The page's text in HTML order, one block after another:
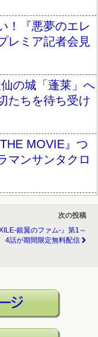
！『悪夢のエレ
レミア記者会見
の城「蓬莱」へ
たちを待ち受け
MOVIE』つ
ンサンタクロ
次の投稿
銀翼のファム-』第1～
4話が期間限定無料配信